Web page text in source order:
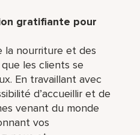
gratifiante pour
la nourriture et des
les clients se
En travaillant avec
d’accueillir et de
venant du monde
vos